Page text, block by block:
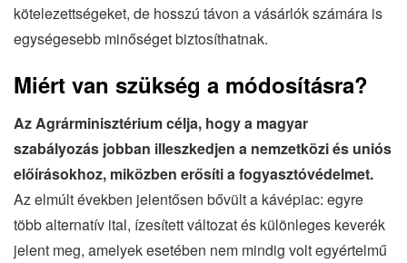
kötelezettségeket, de hosszú távon a vásárlók számára is
egységesebb minőséget biztosíthatnak.
Miért van szükség a módosításra?
Az Agrárminisztérium célja, hogy a magyar
szabályozás jobban illeszkedjen a nemzetközi és uniós
előírásokhoz, miközben erősíti a fogyasztóvédelmet.
Az elmúlt években jelentősen bővült a kávépiac: egyre
több alternatív ital, ízesített változat és különleges keverék
jelent meg, amelyek esetében nem mindig volt egyértelmű